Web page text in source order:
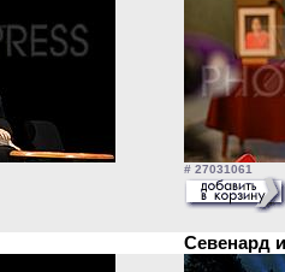
# 27031061
Севенард